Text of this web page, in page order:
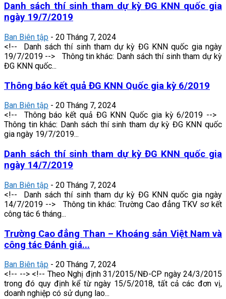
Danh sách thí sinh tham dự kỳ ĐG KNN quốc gia
ngày 19/7/2019
Ban Biên tập - 20 Tháng 7, 2024
<!-- Danh sách thí sinh tham dự kỳ ĐG KNN quốc gia ngày
19/7/2019 --> Thông tin khác: Danh sách thí sinh tham dự kỳ
ĐG KNN quốc...
Thông báo kết quả ĐG KNN Quốc gia kỳ 6/2019
Ban Biên tập - 20 Tháng 7, 2024
<!-- Thông báo kết quả ĐG KNN Quốc gia kỳ 6/2019 -->
Thông tin khác: Danh sách thí sinh tham dự kỳ ĐG KNN quốc
gia ngày 19/7/2019...
Danh sách thí sinh tham dự kỳ ĐG KNN quốc gia
ngày 14/7/2019
Ban Biên tập - 20 Tháng 7, 2024
<!-- Danh sách thí sinh tham dự kỳ ĐG KNN quốc gia ngày
14/7/2019 --> Thông tin khác: Trường Cao đẳng TKV sơ kết
công tác 6 tháng...
Trường Cao đẳng Than – Khoáng sản Việt Nam và
công tác Đánh giá...
Ban Biên tập - 20 Tháng 7, 2024
<!-- --> <!-- Theo Nghị định 31/2015/NĐ-CP ngày 24/3/2015
trong đó quy định kể từ ngày 15/5/2018, tất cả các đơn vị,
doanh nghiệp có sử dụng lao...